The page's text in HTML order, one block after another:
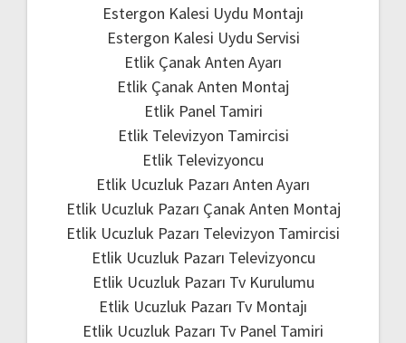
Estergon Kalesi Uydu Montajı
Estergon Kalesi Uydu Servisi
Etlik Çanak Anten Ayarı
Etlik Çanak Anten Montaj
Etlik Panel Tamiri
Etlik Televizyon Tamircisi
Etlik Televizyoncu
Etlik Ucuzluk Pazarı Anten Ayarı
Etlik Ucuzluk Pazarı Çanak Anten Montaj
Etlik Ucuzluk Pazarı Televizyon Tamircisi
Etlik Ucuzluk Pazarı Televizyoncu
Etlik Ucuzluk Pazarı Tv Kurulumu
Etlik Ucuzluk Pazarı Tv Montajı
Etlik Ucuzluk Pazarı Tv Panel Tamiri